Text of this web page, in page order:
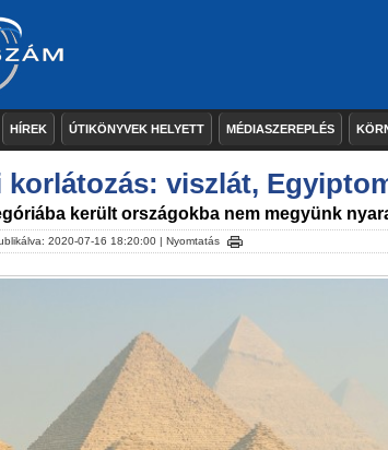
HÍREK ÚTIKÖNYVEK HELYETT MÉDIASZEREPLÉS
korlátozás: viszlát,
került országokba nem megyünk
2020-07-16 18:20:00 | Nyomtatás